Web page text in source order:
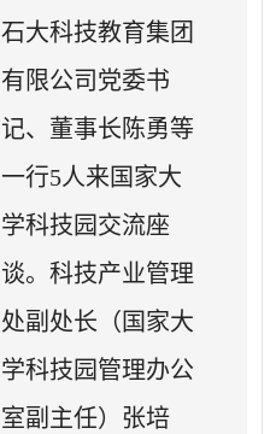
石大科技教育集团
有限公司党委书
记、董事长陈勇等
一行5人来国家大
学科技园交流座
谈。科技产业管理
处副处长（国家大
学科技园管理办公
室副主任）张培